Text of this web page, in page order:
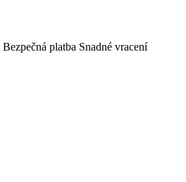
Bezpečná platba Snadné vracení